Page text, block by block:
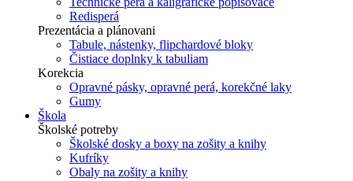
Redisperá
Prezentácia a plánovani
Tabule, nástenky, flipchardové bloky
Čistiace doplnky k tabuliam
Korekcia
Opravné pásky, opravné perá, korekčné laky
Gumy
Škola
Školské potreby
Školské dosky a boxy na zošity a knihy
Kufríky
Obaly na zošity a knihy